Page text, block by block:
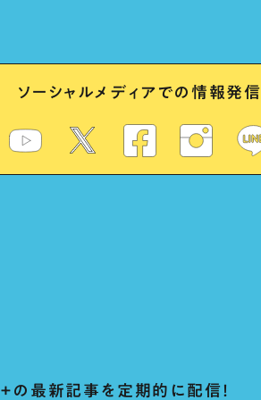
ソーシャルメディアでの情報発信
の最新記事を定期的に配信！